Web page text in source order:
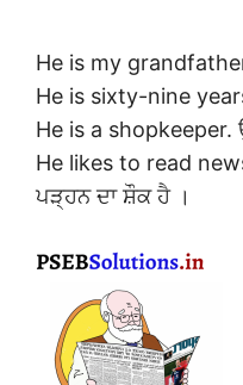
He is my
He is sixty-nine
He is a shopkeeper.
He likes to read
ਪੜ੍ਹਨ ਦਾ ਸ਼ੌਕ ਹੈ ।